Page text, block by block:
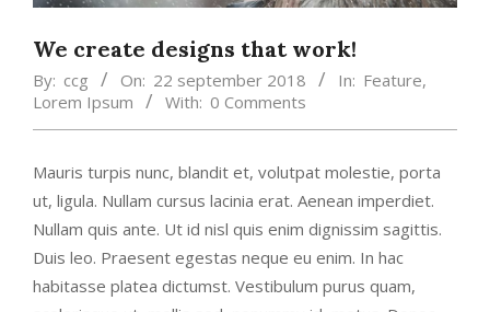
We create designs that work!
By: ccg On: 22 september 2018 In: Feature,
Lorem Ipsum
With: 0 Comments
Mauris turpis nunc, blandit et, volutpat molestie, porta
ut, ligula. Nullam cursus lacinia erat. Aenean imperdiet.
Nullam quis ante. Ut id nisl quis enim dignissim sagittis.
Duis leo. Praesent egestas neque eu enim. In hac
habitasse platea dictumst. Vestibulum purus quam,